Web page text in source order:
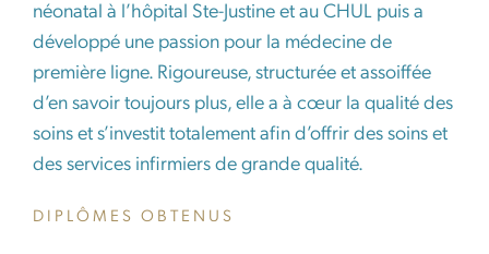
néonatal à l’hôpital Ste-Justine et au CHUL puis a
développé une passion pour la médecine de
première ligne. Rigoureuse, structurée et assoiffée
d’en savoir toujours p lus, elle a à cœur la qualité des
soins et s’investit totalement afin d’offrir des soins et
des services infirmiers de grande qualité.
DIPLÔMES OBTENUS